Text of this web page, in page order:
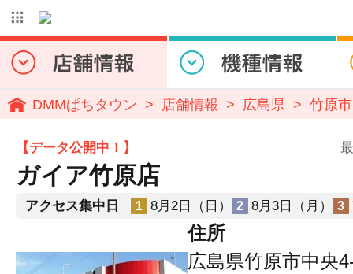
DMMぱちタウン 店舗情報 広島県 竹原市
【データ公開中！】
ガイア竹原店
アクセス集中日 1 8月2日（日） 2 8月3日（月） 3
住所
広島県竹原市中央